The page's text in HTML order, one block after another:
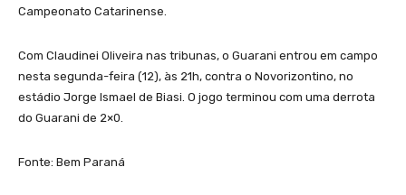
Campeonato Catarinense.
Com Claudinei Oliveira nas tribunas, o Guarani entrou em campo
nesta segunda-feira (12), às 21h, contra o Novorizontino, no
estádio Jorge Ismael de Biasi. O jogo terminou com uma derrota
do Guarani de 2×0.
Fonte: Bem Paraná